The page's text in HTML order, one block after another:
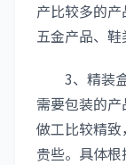
产比较多的产
五金产品、鞋
3、精装盒
需要包装的
做工比较精
贵些。具体